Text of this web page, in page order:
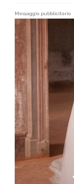
Messaggio pubblicitario